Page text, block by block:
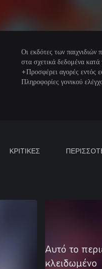
Οι εκδότες των
στα σχετικά δεδομένα κατά
+Προσφέρει αγορές εντός
Πληροφορίες γονικού
ΚΡΙΤΙΚΕΣ
Αυτό το
κλειδωμένο